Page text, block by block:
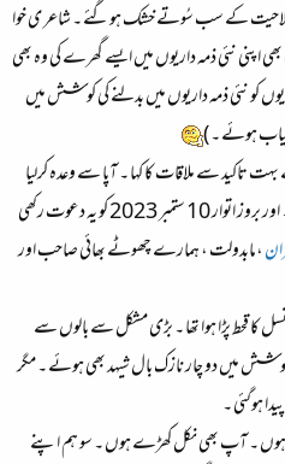
کے سب سُوتے خشک ہوگئے ۔ شاعر ی خوا
اپنی نئی ذمہ داریوں میں ایسے گھرے کی وہ بھی
کو نئی ذمہ داریوں میں بدلنے کی کوشش میں
ہوئے ۔ )
تاکید سے ملاقات کا کہا ۔ آپا سے وعدہ کرلیا
اور آپا نے کراچی جیمخانہ میں برنچ کا اہتما م کیا ۔ اور بروز اتوار 10 ستمبر 2023 کو یہ دعوت رکھی
،مابدولت ، ہمارے چھوٹے بھائی صاحب اور
کا قحط پڑا ہوا تھا ۔ بڑی مشکل سے بالوں سے
میں دو چار نازک بال شیہد بھی ہوئے ۔ مگر
ہوگئی ۔
ہوں ۔ آپ بھی نکل کھڑے ہوں ۔ سو ہم اپنے